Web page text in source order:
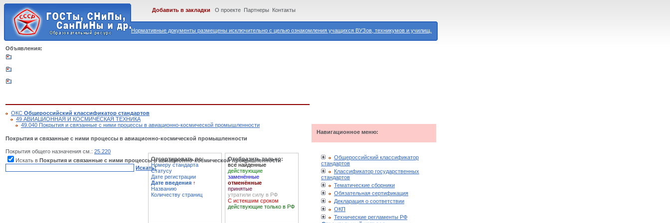
Нормативные документы размещены исключительно с целью ознакомления учащихся ВУЗов, техникумов и училищ.
Добавить в закладки О проекте Партнеры Контакты
Объявления:
ОКС Общероссийский классификатор стандартов
49 АВИАЦИОННАЯ И КОСМИЧЕСКАЯ ТЕХНИКА
49.040 Покрытия и связанные с ними процессы в авиационно-космической промышленности
Покрытия и связанные с ними процессы в авиационно-космической промышленности
Покрытия общего назначения см.: 25.220
Искать в Покрытия и связанные с ними процессы в авиационно-космической промышленности
Искать!
Отсортировать по:
Номеру стандарта
Статусу
Дате регистрации
Дате введения ↑
Названию
Количеству страниц
Отобразить только:
все найденные
действующие
заменённые
отменённые
принятые
утратили силу в РФ
С истекшим сроком
действующие только в РФ
Навигационное меню:
Общероссийский классификатор
стандартов
Классификатор государственных
стандартов
Тематические сборники
Обязательная сертификация
Декларация о соответствии
ОКП
Технические регламенты РФ